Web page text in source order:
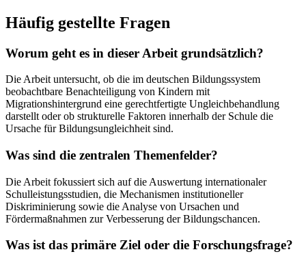
Häufig gestellte Fragen
Worum geht es in dieser Arbeit grundsätzlich?
Die Arbeit untersucht, ob die im deutschen Bildungssystem
beobachtbare Benachteiligung von Kindern mit
Migrationshintergrund eine gerechtfertigte Ungleichbehandlung
darstellt oder ob strukturelle Faktoren innerhalb der Schule die
Ursache für Bildungsungleichheit sind.
Was sind die zentralen Themenfelder?
Die Arbeit fokussiert sich auf die Auswertung internationaler
Schulleistungsstudien, die Mechanismen institutioneller
Diskriminierung sowie die Analyse von Ursachen und
Fördermaßnahmen zur Verbesserung der Bildungschancen.
Was ist das primäre Ziel oder die Forschungsfrage?